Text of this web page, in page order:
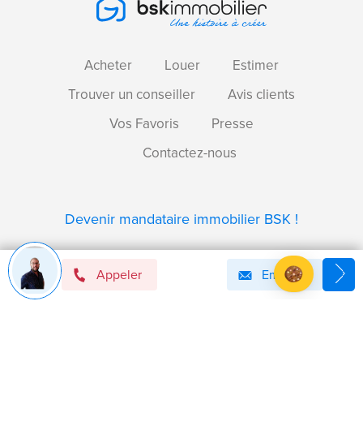
Appeler Email
Acheter Louer
Estimer
Trouver un conseiller
Avis clients
Vos Favoris
Presse
Contactez-nous
Devenir mandataire immobilier BSK !